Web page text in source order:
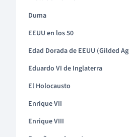
Duma
EEUU en los 50
Edad Dorada de EEUU (Gilded
Eduardo VI de Inglaterra
El Holocausto
Enrique VII
Enrique VIII